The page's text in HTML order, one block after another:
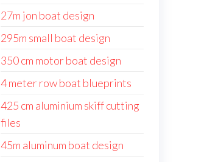
27m jon boat design
295m small boat design
350 cm motor boat design
4 meter row boat blueprints
425 cm aluminium skiff cutting
files
45m aluminum boat design